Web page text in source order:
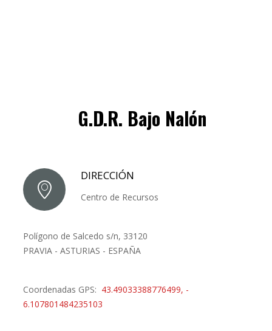
G.D.R. Bajo Nalón
DIRECCIÓN
Centro de Recursos
Polígono de Salcedo s/n, 33120
PRAVIA - ASTURIAS - ESPAÑA
Coordenadas GPS: 43.49033388776499, -
6.107801484235103